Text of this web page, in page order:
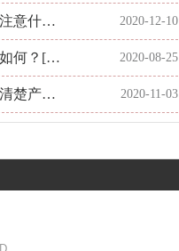
意什 2020-12-10
何？[百 2020-08-25
楚产品 2020-11-03